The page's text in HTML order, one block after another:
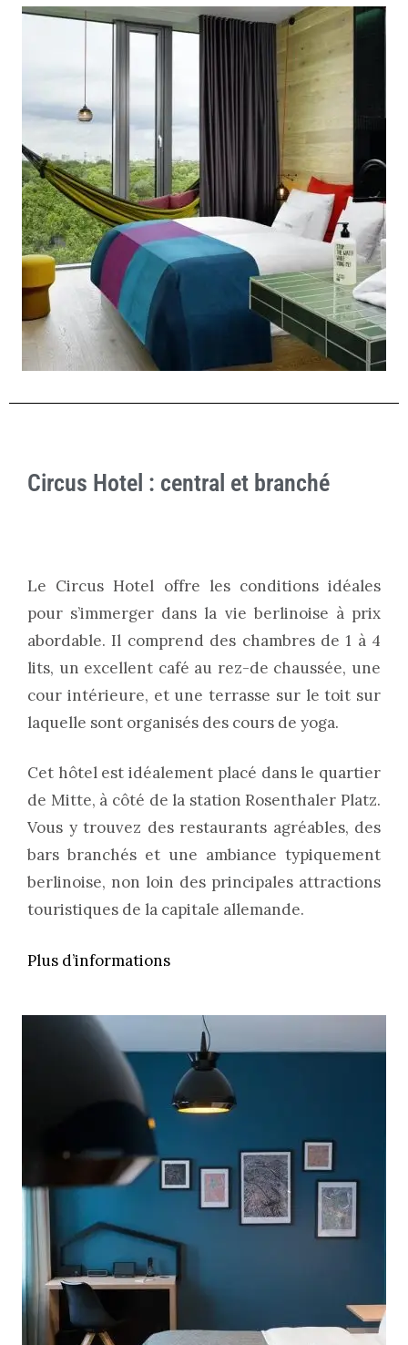
Circus Hotel : central et branché
Le Circus Hotel offre les conditions idéales
pour s’immerger dans la vie berlinoise à prix
abordable. Il comprend des chambres de 1 à 4
lits, un excellent café au rez-de chaussée, une
cour intérieure, et une terrasse sur le toit sur
laquelle sont organisés des cours de yoga.
Cet hôtel est idéalement placé dans le quartier
de Mitte, à côté de la station Rosenthaler Platz.
Vous y trouvez des restaurants agréables, des
bars branchés et une ambiance typiquement
berlinoise, non loin des principales attractions
touristiques de la capitale allemande.
Plus d’informations